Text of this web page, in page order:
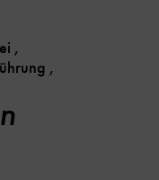
,
,